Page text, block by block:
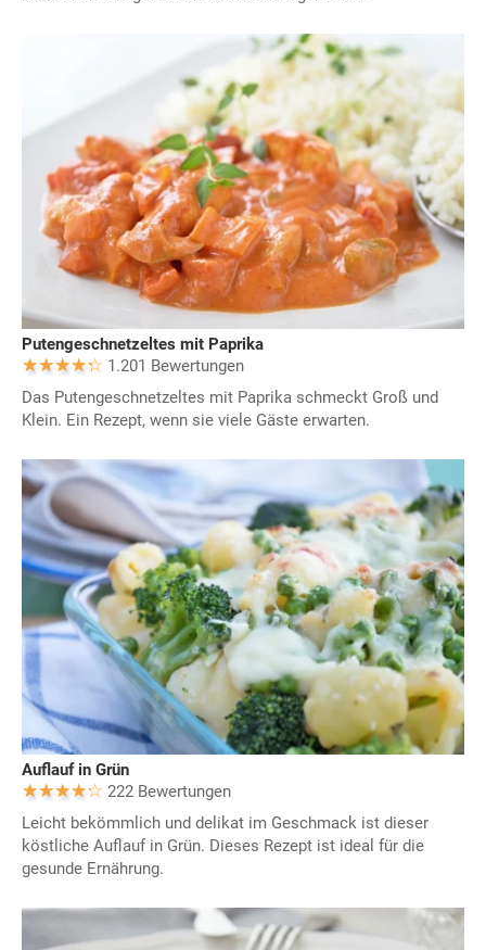
Putengeschnetzeltes mit Paprika
1.201 Bewertungen
Das Putengeschnetzeltes mit Paprika schmeckt Groß und
Klein. Ein Rezept, wenn sie viele Gäste erwarten.
Auflauf in Grün
222 Bewertungen
Leicht bekömmlich und delikat im Geschmack ist dieser
köstliche Auflauf in Grün. Dieses Rezept ist ideal für die
gesunde Ernährung.